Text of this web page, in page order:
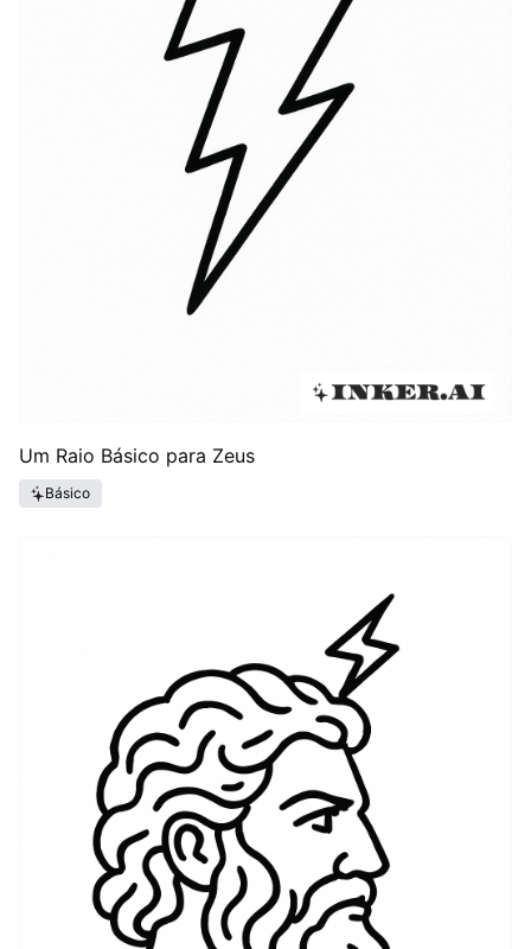
Um Raio Básico para Zeus
Básico